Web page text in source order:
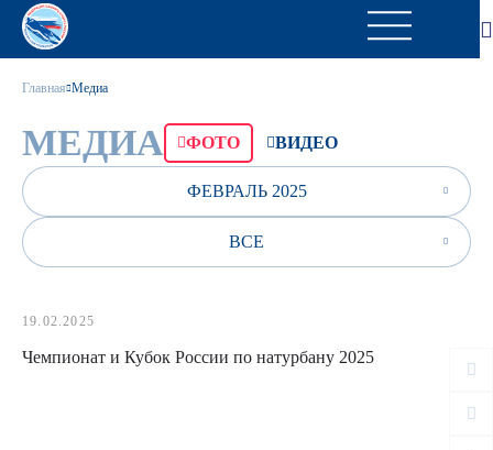
Главная Медиа
МЕДИА ФОТО ВИДЕО
ФЕВРАЛЬ 2025
ВСЕ
19.02.2025
Чемпионат и Кубок России по натурбану 2025